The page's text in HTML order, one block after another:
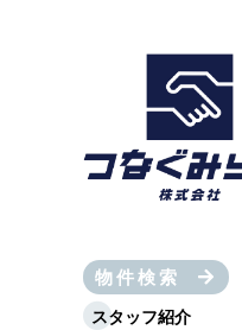
物件検索
スタッフ紹介